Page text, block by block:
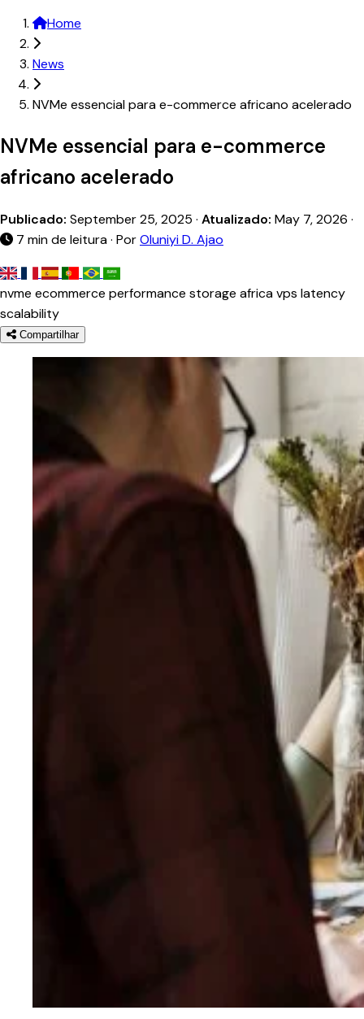
Home
News
NVMe essencial para e-commerce africano acelerado
NVMe essencial para e-commerce
africano acelerado
Publicado: September 25, 2025 · Atualizado: May 7, 2026 ·
7 min de leitura · PorOluniyi D. Ajao
nvme ecommerce performance storage africavps latency
scalability
Compartilhar